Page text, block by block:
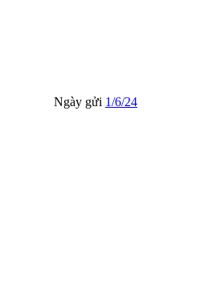
Ngày gửi 1/6/24